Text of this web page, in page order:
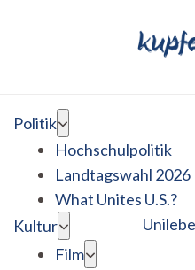
Politik
Hochschulpolitik
Landtagswahl 2026
What Unites U.S.?
Kultur
Film